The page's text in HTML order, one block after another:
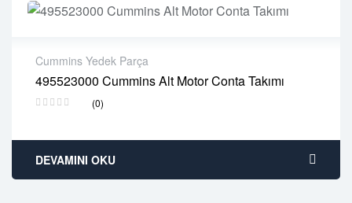
Cummins Yedek Parça
495523000 Cummins Alt Motor Conta Takımı
(0)
2 years warranty
Delivery time: 1-2 business days
DEVAMINI OKU